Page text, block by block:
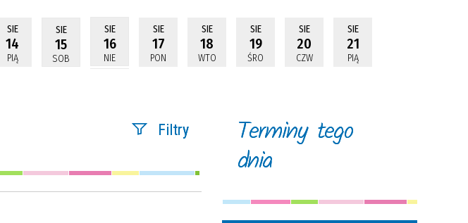
SIE
14
PIĄ
SIE
15
SOB
SIE
16
NIE
SIE
17
PON
SIE
18
WTO
SIE
19
ŚRO
SIE
20
CZW
SIE
21
PIĄ
Filtry
Szukana fraza
Terminy tego
dnia